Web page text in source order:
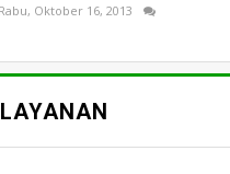
Rabu, Oktober 16, 2013